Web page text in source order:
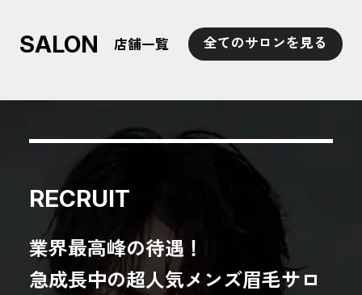
SALON 店舗一覧 全てのサロンを見る
RECRUIT
業界最高峰の待遇！
急成長中の超人気メンズ眉毛サロ